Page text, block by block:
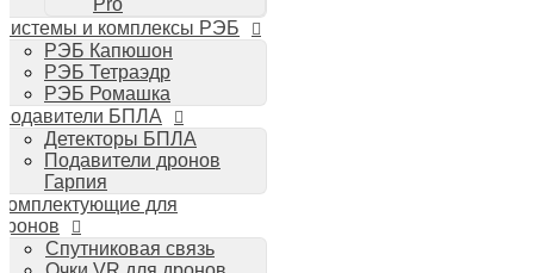
Компьютеры Mac
Аудиотехника
Стайлеры для волос Dyson
Пылесосы Dyson
Аудио и видео DJI
Ручные камеры
DJI Osmo Action 3
DJI Osmo Pocket 3
Стабилизаторы
DJI Osmo Mobile 6
Pro
и комплексы РЭБ
РЭБ Капюшон
РЭБ Тетраэдр
РЭБ Ромашка
БПЛА
Детекторы БПЛА
Подавители дронов
Гарпия
для
Спутниковая связь